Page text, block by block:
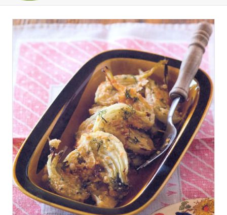
INLOGGEN
AANMELDEN
HOME
RECEPTEN
WEEKMENU'S
KOOKBOEKEN